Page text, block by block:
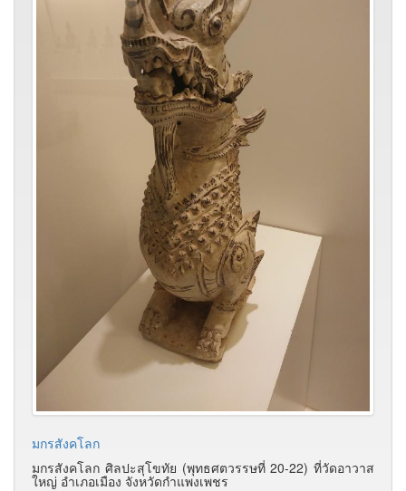
มกรสังคโลก
มกรสังคโลก ศิลปะสุโขทัย (พุทธศตวรรษที่ 20-22) ที่วัดอาวาส
ใหญ่ อำเภอเมือง จังหวัดกำแพงเพชร